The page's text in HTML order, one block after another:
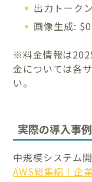
出力トーク
画像生成:
※料金情報は
金については各
い。
実際の導入事
中規模システム
AWS総集編！企